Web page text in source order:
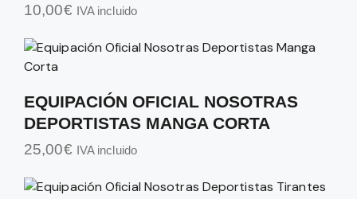
10,00€ IVA incluido
EQUIPACIÓN OFICIAL NOSOTRAS
DEPORTISTAS MANGA CORTA
25,00€ IVA incluido